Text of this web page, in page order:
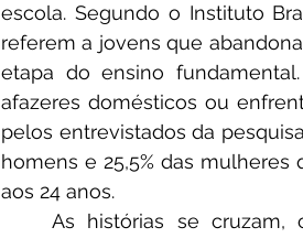
escola. Segundo o Instituto
referem a jovens que
etapa do ensino
afazeres domésticos ou
pelos entrevistados da
homens e 25,5% das
aos 24 anos.
	As histórias se cruzam, cada qual com seu drama particular, mas escolhas